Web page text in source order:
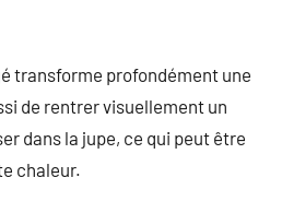
transforme profondément une
de rentrer visuellement un
dans la jupe, ce qui peut être
chaleur.